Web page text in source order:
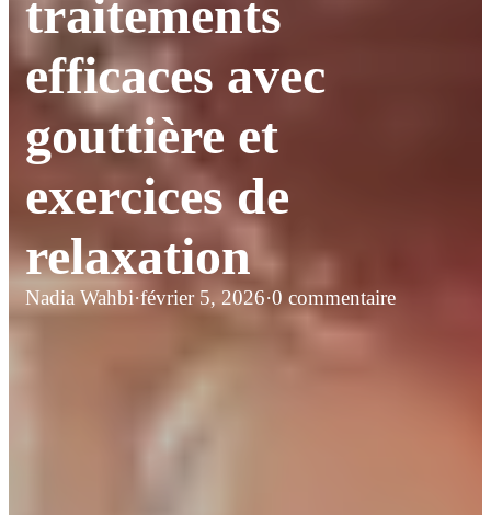
traitements
efficaces avec
gouttière et
exercices de
relaxation
Nadia Wahbi·février 5, 2026·0 commentaire